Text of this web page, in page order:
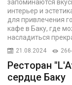
запоминаются
интерьер и
для привлечения
кафе в Баку, где
насладиться
21.08.2024
Ресторан
сердце Баку